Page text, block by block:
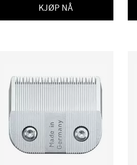
KJØP NÅ